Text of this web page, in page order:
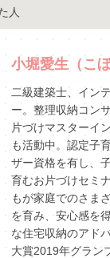
人
小堀愛生（こ
二級建築士、イン
ー。整理収納コン
片づけマスターイ
も活動中。認定子
ザー資格を有し、
育むお片づけセミ
もが家庭でのさま
を育み、安心感を
な住宅収納のアド
大賞2019年グラン